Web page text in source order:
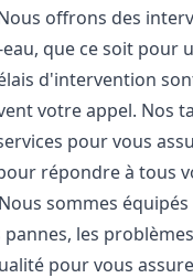
offrons des
que ce soit pour
d'intervention
votre appel. Nos
pour vous
répondre à tous
sommes
les
pour vous